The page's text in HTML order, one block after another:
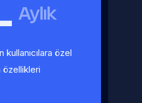
Aylık
özel
özellikleri